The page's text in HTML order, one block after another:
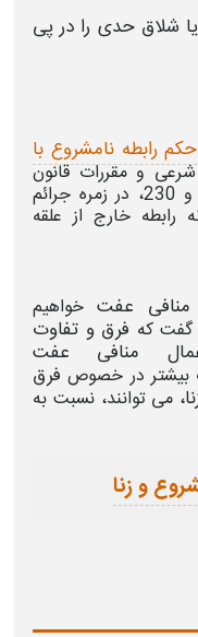
یا شلاق حدی را در پی
حکم رابطه نامشروع با
و مقررات قانون
مجازات اسلامی، از جمله مواد 224 و 230، در زمره جرائم
رابطه خارج از علقه
منافی عفت خواهیم
گفت که فرق و تفاوت
منافی عفت
بیشتر در خصوص فرق
می توانند، نسبت به
و زنا